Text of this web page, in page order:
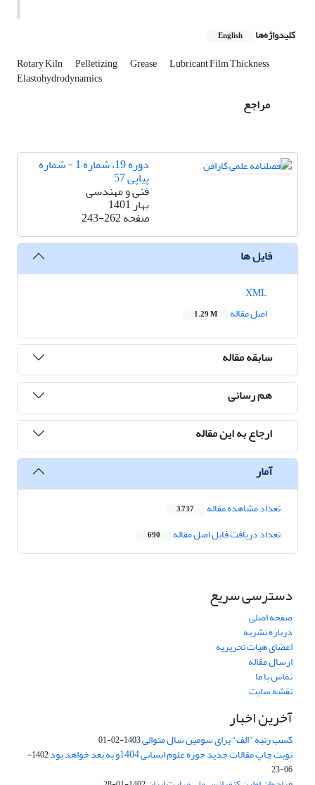
کلیدواژه‌ها English
Rotary Kiln Pelletizing Grease Lubricant Film Thickness
Elastohydrodynamics
مراجع
دوره 19، شماره 1 - شماره
پیاپی 57
فنی و مهندسی
بهار 1401
صفحه243-262
فایل ها
اصل مقاله
1.29 M
سابقه مقاله
هم رسانی
ارجاع به این مقاله
آمار
تعداد مشاهده مقاله 3,737
تعداد دریافت فایل اصل مقاله 690
دسترسی سریع
صفحه اصلی
درباره نشریه
اعضای هیات تحریریه
ارسال مقاله
تماس با ما
نقشه سایت
آخرین اخبار
کسب رتبه "الف" برای سومین سال متوالی1403-02-01
نوبت چاپ مقالات جدید حوزه علوم انسانی 1404و به بعد خواهد بود
1402-
06-23